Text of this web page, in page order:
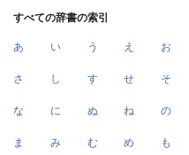
すべての辞書の索引
あ い う え お
さ し す せ そ
な に ぬ ね の
ま み む め も